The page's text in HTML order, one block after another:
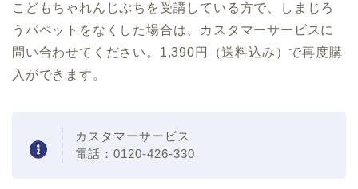
こどもちゃれんじぷちを受講している方で、しまじろ
うパペットをなくした場合は、カスタマーサービスに
問い合わせてください。1,390円（送料込み）で再度購
入ができます。
カスタマーサービス
電話：0120-426-330